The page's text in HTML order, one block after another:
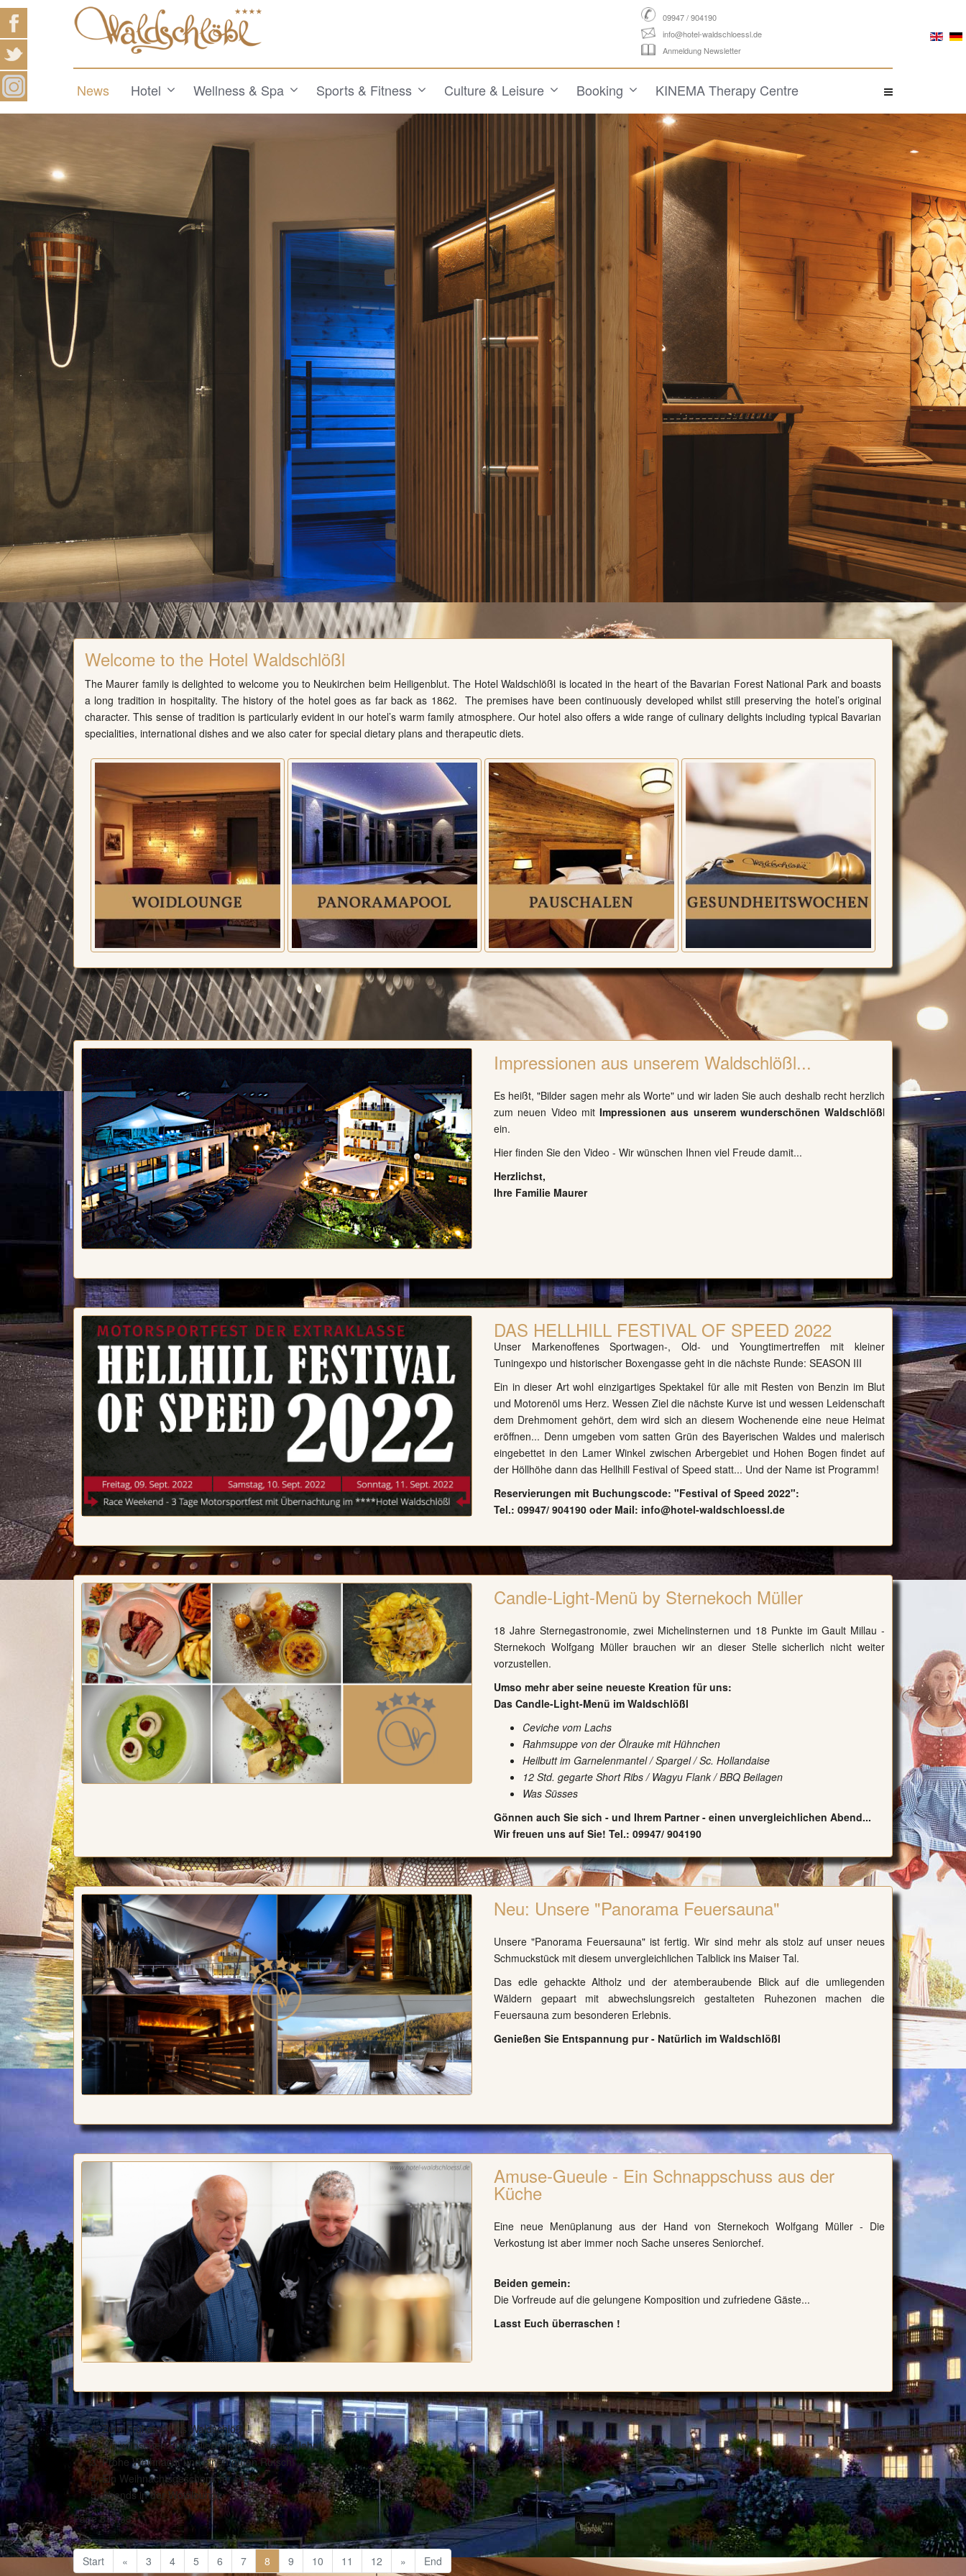
09947 / 904190
info@hotel-waldschloessl.de
Anmeldung Newsletter
News Hotel Wellness & Spa Sports & Fitness Culture & Leisure Booking KINEMA Therapy Centre
Welcome to the Hotel Waldschlößl
The Maurer family is delighted to welcome you to Neukirchen beim Heiligenblut. The Hotel Waldschlößl is located in the heart of the Bavarian Forest National Park and boasts
a long tradition in hospitality. The history of the hotel goes as far back as 1862. The premises have been continuously developed whilst still preserving the hotel’s original
character. This sense of tradition is particularly evident in our hotel’s warm family atmosphere. Our hotel also offers a wide range of culinary delights including typical Bavarian
specialities, international dishes and we also cater for special dietary plans and therapeutic diets.
Impressionen aus unserem Waldschlößl...
Es heißt, "Bilder sagen mehr als Worte" und wir laden Sie auch deshalb recht herzlich
zum neuen Video mit Impressionen aus unserem wunderschönen Waldschlößl
ein.
Hier finden Sie den Video - Wir wünschen Ihnen viel Freude damit...
Herzlichst,
Ihre Familie Maurer
DAS HELLHILL FESTIVAL OF SPEED 2022
Unser Markenoffenes Sportwagen-, Old- und Youngtimertreffen mit kleiner
Tuningexpo und historischer Boxengasse geht in die nächste Runde: SEASON III
Ein in dieser Art wohl einzigartiges Spektakel für alle mit Resten von Benzin im Blut
und Motorenöl ums Herz. Wessen Ziel die nächste Kurve ist und wessen Leidenschaft
dem Drehmoment gehört, dem wird sich an diesem Wochenende eine neue Heimat
eröffnen... Denn umgeben vom satten Grün des Bayerischen Waldes und malerisch
eingebettet in den Lamer Winkel zwischen Arbergebiet und Hohen Bogen findet auf
der Höllhöhe dann das Hellhill Festival of Speed statt... Und der Name ist Programm!
Reservierungen mit Buchungscode: "Festival of Speed 2022":
Tel.: 09947/ 904190 oder Mail: info@hotel-waldschloessl.de
Candle-Light-Menü by Sternekoch Müller
18 Jahre Sternegastronomie, zwei Michelinsternen und 18 Punkte im Gault Millau -
Sternekoch Wolfgang Müller brauchen wir an dieser Stelle sicherlich nicht weiter
vorzustellen.
Umso mehr aber seine neueste Kreation für uns:
Das Candle-Light-Menü im Waldschlößl
Ceviche vom Lachs
Rahmsuppe von der Ölrauke mit Hühnchen
Heilbutt im Garnelenmantel / Spargel / Sc. Hollandaise
12 Std. gegarte Short Ribs / Wagyu Flank / BBQ Beilagen
Was Süsses
Gönnen auch Sie sich - und Ihrem Partner - einen unvergleichlichen Abend...
Wir freuen uns auf Sie! Tel.: 09947/ 904190
Neu: Unsere "Panorama Feuersauna"
Unsere "Panorama Feuersauna" ist fertig. Wir sind mehr als stolz auf unser neues
Schmuckstück mit diesem unvergleichlichen Talblick ins Maiser Tal.
Das edle gehackte Altholz und der atemberaubende Blick auf die umliegenden
Wäldern gepaart mit abwechslungsreich gestalteten Ruhezonen machen die
Feuersauna zum besonderen Erlebnis.
Genießen Sie Entspannung pur - Natürlich im Waldschlößl
Amuse-Gueule - Ein Schnappschuss aus der
Küche
Eine neue Menüplanung aus der Hand von Sternekoch Wolfgang Müller - Die
Verkostung ist aber immer noch Sache unseres Seniorchef.
Beiden gemein:
Die Vorfreude auf die gelungene Komposition und zufriedene Gäste...
Lasst Euch überraschen !
Zum Frühstück ins Waldschlößl !
Wir wünschen Euch allen ein gutes Neues Jahr !
Frohe Weihnacht und einen guten Rutsch!
Ein Weihnachtsgeschenk für Sie ?
Abends in der Woidlounge
Page 8 of 33
Start « 3 4 5 6 7 8 9 10 11 12 » End